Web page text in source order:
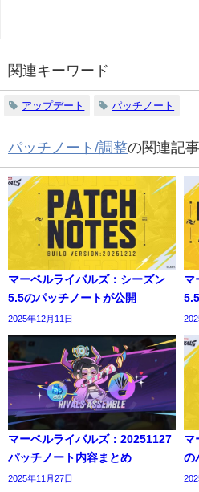
関連キーワード
アップデート パッチノート
パッチノート/調整の関連記事
マーベルライバルズ：シーズン
5.5のパッチノートが公開
2025年12月11日
マ
マーベルライバルズ：20251127
パッチノート内容まとめ
2025年11月27日
マ
の